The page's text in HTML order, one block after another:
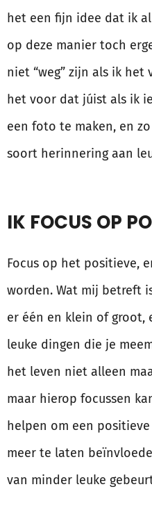
het een fijn idee dat ik
op deze manier toch
niet “weg” zijn als ik het
het voor dat júist als ik
een foto te maken, en
soort herinnering aan
IK FOCUS OP
Focus op het positieve,
worden. Wat mij betreft
er één en klein of
leuke dingen die je
het leven niet alleen
maar hierop focussen
helpen om een
meer te laten
van minder leuke